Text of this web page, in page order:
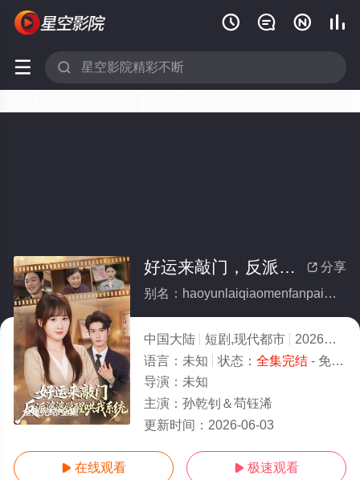
   
 
全集完结/全集
 分享
好运来敲门，反派婆婆觉醒哄我系统(全集)
别名：haoyunlaiqiaomenfanpaipopojuexinghongwoxitong
中国大陆 短剧,现代都市 2026
2.0
语言： 未知 状态： 全集完结- 免费在线观看
导演： 未知
主演： 孙乾钊＆苟钰浠
更新时间： 2026-06-03
 在线观看  极速观看